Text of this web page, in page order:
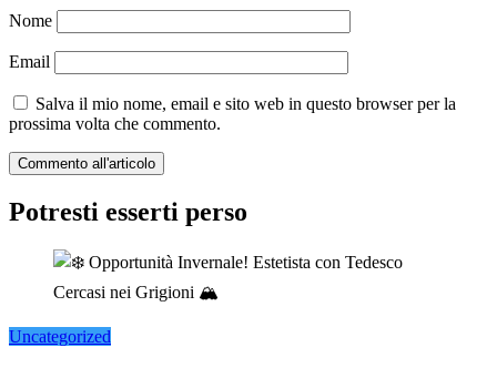
Nome
Email
Salva il mio nome, email e sito web in questo browser per la
prossima volta che commento.
Potresti esserti perso
Uncategorized